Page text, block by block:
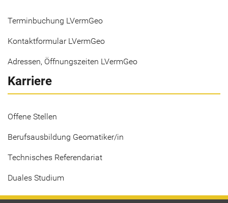
Terminbuchung LVermGeo
Kontaktformular LVermGeo
Adressen, Öffnungszeiten LVermGeo
Karriere
Offene Stellen
Berufsausbildung Geomatiker/in
Technisches Referendariat
Duales Studium